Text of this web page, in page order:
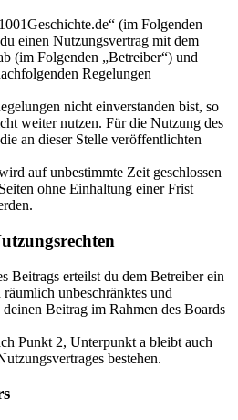
(im Folgenden
einen Nutzungsvertrag mit dem
(im Folgenden „Betreiber“) und
Regelungen
nicht einverstanden bist, so
weiter nutzen. Für die Nutzung des
an dieser Stelle veröffentlichten
auf unbestimmte Zeit geschlossen
ohne Einhaltung einer Frist
Beitrags erteilst du dem Betreiber ein
unbeschränktes und
Beitrag im Rahmen des Boards
Punkt 2, Unterpunkt a bleibt auch
bestehen.